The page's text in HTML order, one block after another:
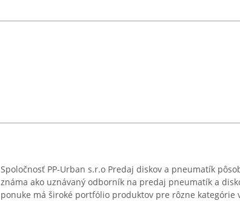
Spoločnosť PP-Urban s.r.o Predaj diskov a pneumatík
známa ako uznávaný odborník na predaj pneumatík a
ponuke má široké portfólio produktov pre rôzne kategórie